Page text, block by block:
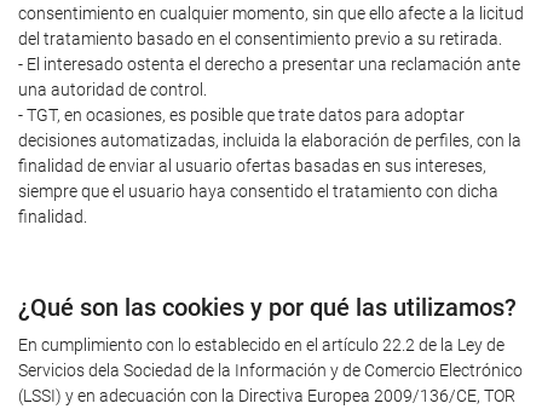
consentimiento en cualquier momento, sin que ello afecte a la licitud
del tratamiento basado en el consentimiento previo a su retirada.
- El interesado ostenta el derecho a presentar una reclamación ante
una autoridad de control.
- TGT, en ocasiones, es posible que trate datos para adoptar
decisiones automatizadas, incluida la elaboración de perfiles, con la
finalidad de enviar al usuario ofertas basadas en sus intereses,
siempre que el usuario haya consentido el tratamiento con dicha
finalidad.
¿Qué son las cookies y por qué las utilizamos?
En cumplimiento con lo establecido en el artículo 22.2 de la Ley de
Servicios dela Sociedad de la Información y de Comercio Electrónico
(LSSI) y en adecuación con la Directiva Europea 2009/136/CE, TOR